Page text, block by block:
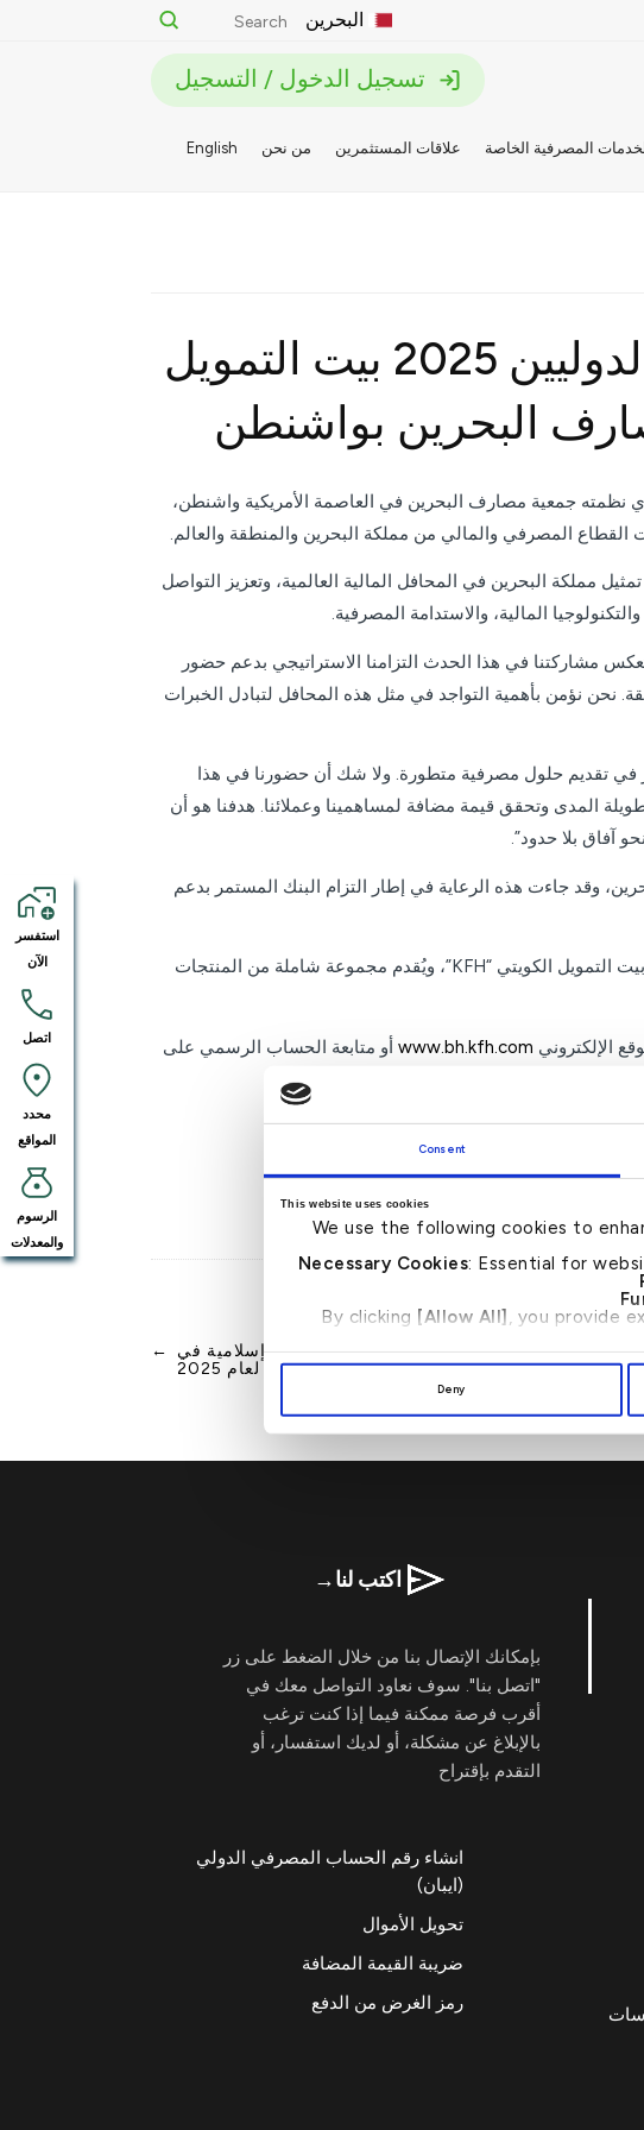
Consent
This website uses cookies
We use the following cookies to
Necessary Cookies: Essential for
By clicking [Allow All], you provide
Deny
البحرين
تسجيل الدخول / التسجيل
المصرفية الخاصة علاقات المستثمرين من نحن English
على هامش اجتماعات صندوق النقد والبنك الدوليين 2025 بيت التمويل
البحرين بواشنطن
نظمته جمعية مصارف البحرين في العاصمة الأمريكية واشنطن،
مملكة البحرين في المحافل المالية العالمية، وتعزيز التواصل
المالية، والاستدامة المصرفية.
مشاركتنا في هذا الحدث التزامنا الاستراتيجي بدعم حضور
نحن نؤمن بأهمية التواجد في مثل هذه المحافل لتبادل الخبرات
في تقديم حلول مصرفية متطورة. ولا شك أن حضورنا في هذا
المدى وتحقق قيمة مضافة لمساهمينا وعملائنا. هدفنا هو أن
آفاق بلا حدود”.
وقد جاءت هذه الرعاية في إطار التزام البنك المستمر بدعم
ويُعد بيت التمويل الكويتي – البحرين أحد أبرز المصارف الإسلامية في مملكة البحرين وعضواً في مجموعة بيت التمويل الكويتي “KFH”، ويُقدم مجموعة شاملة من المنتجات
الإلكتروني www.bh.kfh.com أو متابعة الحساب الرسمي على
←
الكويتي يفوز بجائزتي “أفضل مؤسسة مالية إسلامية في
البحرين” و”أفضل بنك في البحرين” لعام 2025
اكتب لنا→
بإمكانك الإتصال بنا من خلال الضغط على زر
"اتصل بنا". سوف نعاود التواصل معك في
أقرب فرصة ممكنة فيما إذا كنت ترغب
بالإبلاغ عن مشكلة، أو لديك استفسار، أو
التقدم بإقتراح
انشاء رقم الحساب المصرفي الدولي
(ايبان)
تحويل الأموال
ضريبة القيمة المضافة
رمز الغرض من الدفع
استفسر
الآن
اتصل
محدد
المواقع
الرسوم
والمعدلات